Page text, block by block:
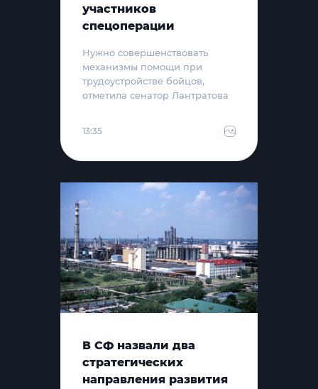
участников
спецоперации
Нужно совершенствовать
механизмы помощи при
трудоустройстве бойцов,
отметила сенатор Лантратова
13:35
В СФ назвали два
стратегических
направления развития